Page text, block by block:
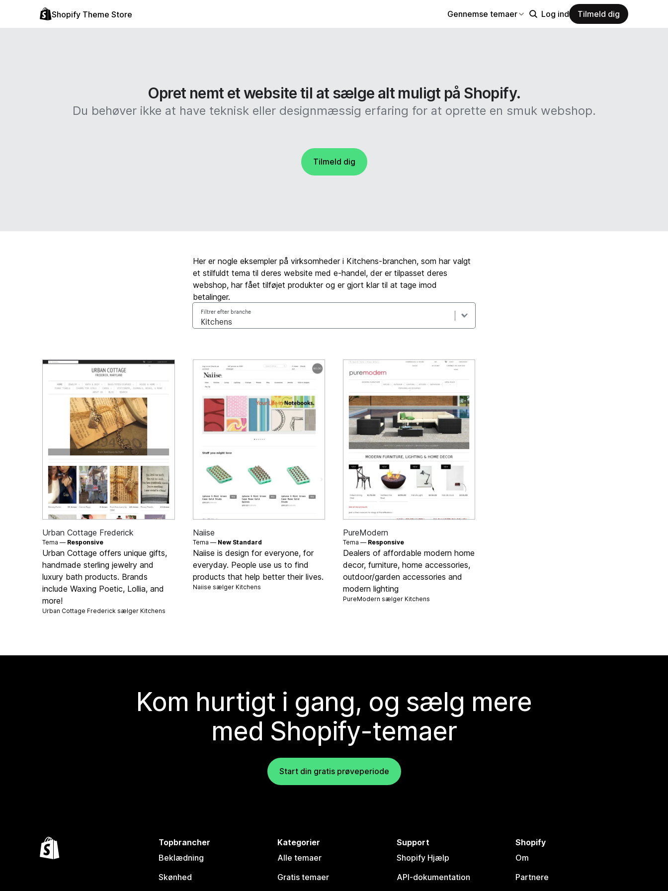
Shopify Theme Store Gennemse temaer Log ind Tilmeld dig
Opret nemt et website til at sælge alt muligt på Shopify.
Du behøver ikke at have teknisk eller designmæssig erfaring for at oprette en smuk webshop.
Tilmeld dig
Her er nogle eksempler på virksomheder i Kitchens-branchen, som har valgt
et stilfuldt tema til deres website med e-handel, der er tilpasset deres
webshop, har fået tilføjet produkter og er gjort klar til at tage imod
betalinger.
Filtrer efter branche
Urban Cottage Frederick
Tema — Responsive
Urban Cottage offers unique gifts,
handmade sterling jewelry and
luxury bath products. Brands
include Waxing Poetic, Lollia, and
more!
Urban Cottage Frederick sælger Kitchens
Naiise
Tema — New Standard
Naiise is design for everyone, for
everyday. People use us to find
products that help better their lives.
Naiise sælger Kitchens
PureModern
Tema — Responsive
Dealers of affordable modern home
decor, furniture, home accessories,
outdoor/garden accessories and
modern lighting
PureModern sælger Kitchens
Kom hurtigt i gang, og sælg mere
med Shopify-temaer
Start din gratis prøveperiode
Topbrancher
Beklædning
Skønhed
Kategorier
Alle temaer
Gratis temaer
Support
Shopify Hjælp
API-dokumentation
Shopify
Om
Partnere